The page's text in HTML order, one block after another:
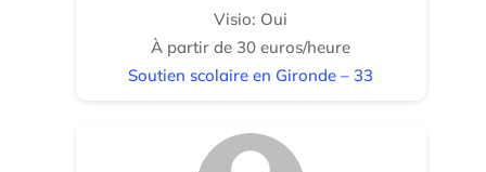
Visio: Oui
À partir de 30 euros/heure
Soutien scolaire en Gironde – 33